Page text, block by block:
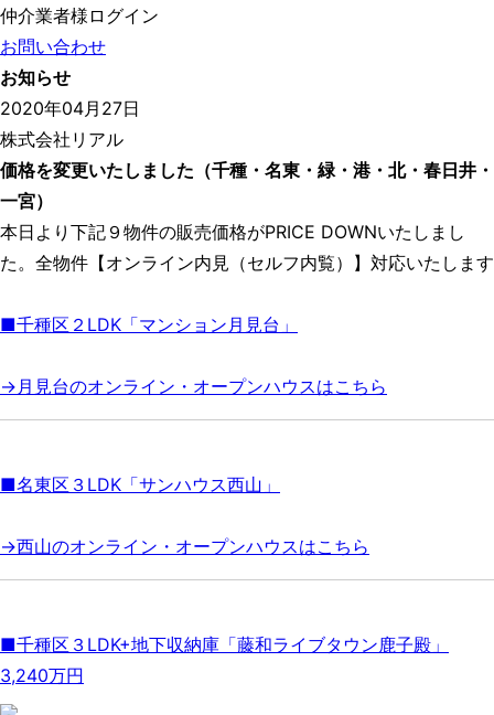
仲介業者様ログイン
お問い合わせ
お知らせ
2020年04月27日
株式会社リアル
価格を変更いたしました（千種・名東・緑・港・北・春日井・
一宮）
本日より下記９物件の販売価格がPRICE DOWNいたしまし
た。全物件【オンライン内見（セルフ内覧）】対応いたします
■千種区２LDK「マンション月見台」
→月見台のオンライン・オープンハウスはこちら
■名東区３LDK「サンハウス西山」
→西山のオンライン・オープンハウスはこちら
■千種区３LDK+地下収納庫「藤和ライブタウン鹿子殿」
3,240万円